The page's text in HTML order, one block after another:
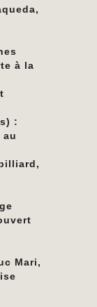
à la
:
Mari,